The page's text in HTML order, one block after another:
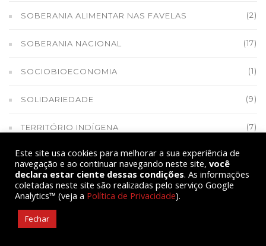
SOBERANIA ALIMENTAR NAS FAVELAS (2)
SOBERANIA NACIONAL (17)
SOCIOBIOECONOMIA (1)
SOLIDARIEDADE (9)
TERRITÓRIO INDÍGENA (7)
TRABALHADORA RURAL
TRANSGÊNICOS
TRANSIÇÃO AGROECOLÓGICA
Este site usa cookies para melhorar a sua experiência de
navegação e ao continuar navegando neste site, você
declara estar ciente dessas condições. As informações
coletadas neste site são realizadas pelo serviço Google
Analytics™ (veja a Política de Privacidade).
Fechar